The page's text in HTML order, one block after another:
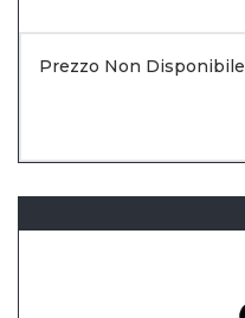
Prezzo Non Disponibile